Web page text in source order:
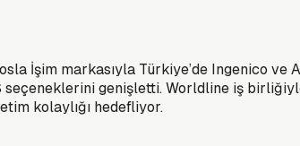
İşim markasıyla Türkiye’de Ingenico
genişletti. Worldline iş
kolaylığı hedefliyor.